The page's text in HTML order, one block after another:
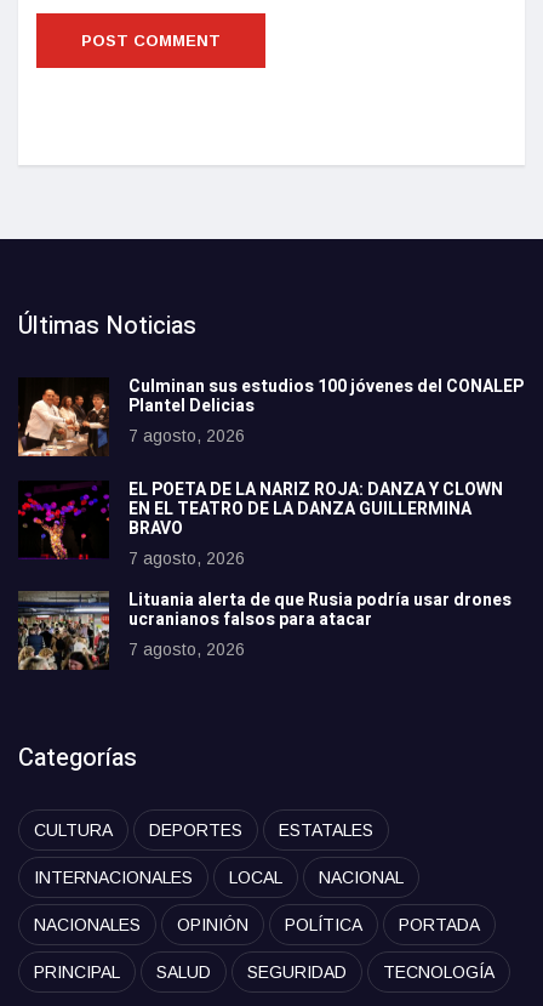
Últimas Noticias
Culminan sus estudios 100 jóvenes del CONALEP
Plantel Delicias
7 agosto, 2026
EL POETA DE LA NARIZ ROJA: DANZA Y CLOWN
EN EL TEATRO DE LA DANZA GUILLERMINA
BRAVO
7 agosto, 2026
Lituania alerta de que Rusia podría usar drones
ucranianos falsos para atacar
7 agosto, 2026
Categorías
CULTURA DEPORTES ESTATALES
INTERNACIONALES LOCAL NACIONAL
NACIONALES OPINIÓN POLÍTICA PORTADA
PRINCIPAL SALUD SEGURIDAD TECNOLOGÍA